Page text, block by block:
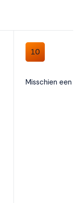
10
Misschien een